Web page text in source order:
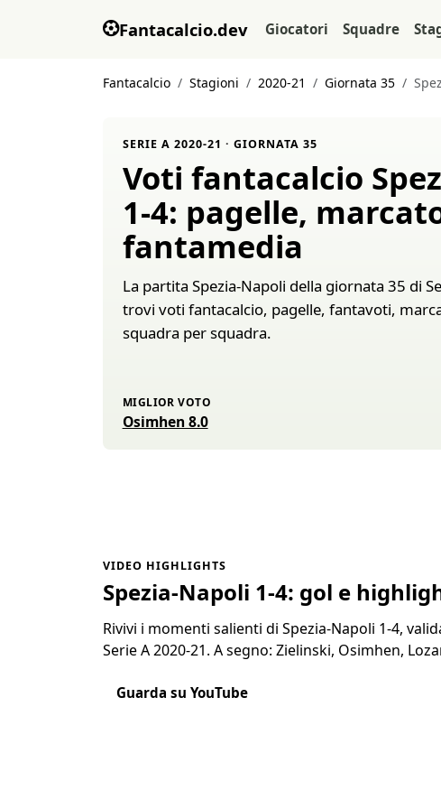
Fantacalcio.dev Giocatori Squadre
Fantacalcio Stagioni 2020-21 Giornata 35
SERIE A 2020-21 · GIORNATA 35
Voti fantacalcio
1-4: pagelle,
fantamedia
La partita Spezia-Napoli della giornata 35 di
trovi voti fantacalcio, pagelle, fantavoti,
squadra per squadra.
MIGLIOR VOTO
Osimhen 8.0
VIDEO HIGHLIGHTS
Spezia-Napoli 1-4: gol e
Rivivi i momenti salienti di Spezia-Napoli 1-4,
Serie A 2020-21. A segno: Zielinski, Osimhen,
Guarda su YouTube